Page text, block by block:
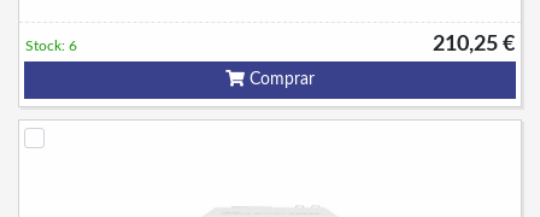
210,25 €
Stock: 6
Comprar